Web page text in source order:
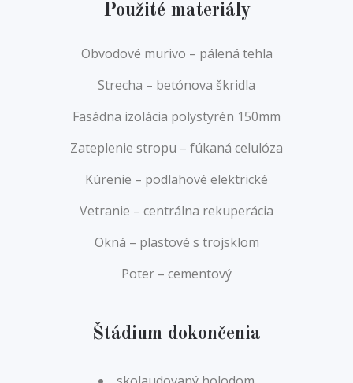
Použité materiály
Obvodové murivo – pálená tehla
Strecha – betónova škridla
Fasádna izolácia polystyrén 150mm
Zateplenie stropu – fúkaná celulóza
Kúrenie – podlahové elektrické
Vetranie – centrálna rekuperácia
Okná – plastové s trojsklom
Poter – cementový
Štádium dokončenia